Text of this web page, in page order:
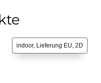
indoor, Lieferung EU, 2D